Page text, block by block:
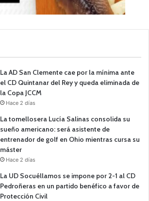
La AD San Clemente cae por la mínima ante
el CD Quintanar del Rey y queda eliminada de
la Copa JCCM
Hace 2 días
La tomellosera Lucía Salinas consolida su
sueño americano: será asistente de
entrenador de golf en Ohio mientras cursa su
máster
Hace 2 días
La UD Socuéllamos se impone por 2-1 al CD
Pedroñeras en un partido benéfico a favor de
Protección Civil